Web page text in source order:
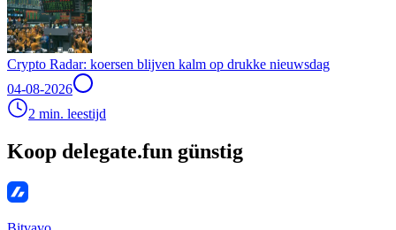
Crypto Radar: koersen blijven kalm op drukke nieuwsdag
04-08-2026
2 min. leestijd
Koop delegate.fun günstig